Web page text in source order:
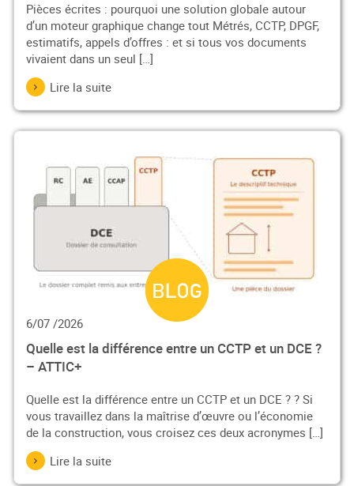
Pièces écrites : pourquoi une solution globale autour
d’un moteur graphique change tout Métrés, CCTP, DPGF,
estimatifs, appels d’offres : et si tous vos documents
vivaient dans un seul […]
Lire la suite
6/07 /2026
Quelle est la différence entre un CCTP et un DCE ?
– ATTIC+
Quelle est la différence entre un CCTP et un DCE ? ? Si
vous travaillez dans la maîtrise d’œuvre ou l’économie
de la construction, vous croisez ces deux acronymes […]
Lire la suite